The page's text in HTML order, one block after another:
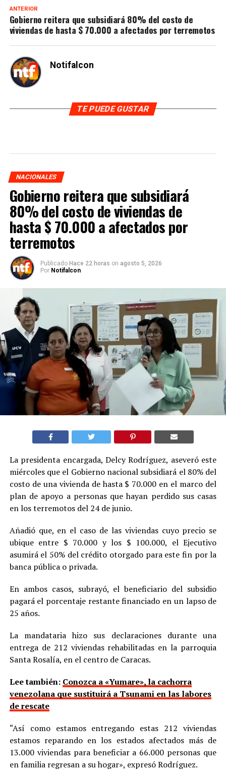
ANTERIOR
Gobierno reitera que subsidiará 80% del costo de
viviendas de hasta $ 70.000 a afectados por terremotos
Notifalcon
TE PUEDE GUSTAR
NACIONALES
Gobierno reitera que subsidiará
80% del costo de viviendas de
hasta $ 70.000 a afectados por
terremotos
Publicado Hace 22 horas on agosto 5, 2026
Por Notifalcon
La presidenta encargada, Delcy Rodríguez, aseveró este
miércoles que el Gobierno nacional subsidiará el 80% del
costo de una vivienda de hasta $ 70.000 en el marco del
plan de apoyo a personas que hayan perdido sus casas
en los terremotos del 24 de junio.
Añadió que, en el caso de las viviendas cuyo precio se
ubique entre $ 70.000 y los $ 100.000, el Ejecutivo
asumirá el 50% del crédito otorgado para este fin por la
banca pública o privada.
En ambos casos, subrayó, el beneficiario del subsidio
pagará el porcentaje restante financiado en un lapso de
25 años.
La mandataria hizo sus declaraciones durante una
entrega de 212 viviendas rehabilitadas en la parroquia
Santa Rosalía, en el centro de Caracas.
Lee también: Conozca a «Yumare», la cachorra
venezolana que sustituirá a Tsunami en las labores
de rescate
“Así como estamos entregando estas 212 viviendas
estamos reparando en los estados afectados más de
13.000 viviendas para beneficiar a 66.000 personas que
en familia regresan a su hogar», expresó Rodríguez.